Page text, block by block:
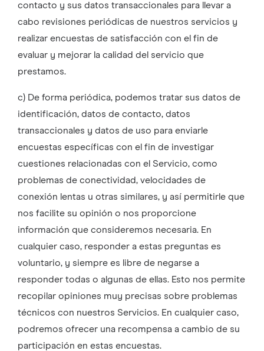
contacto y sus datos transaccionales para llevar a
cabo revisiones periódicas de nuestros servicios y
realizar encuestas de satisfacción con el fin de
evaluar y mejorar la calidad del servicio que
prestamos.
c) De forma periódica, podemos tratar sus datos de
identificación, datos de contacto, datos
transaccionales y datos de uso para enviarle
encuestas específicas con el fin de investigar
cuestiones relacionadas con el Servicio, como
problemas de conectividad, velocidades de
conexión lentas u otras similares, y así permitirle que
nos facilite su opinión o nos proporcione
información que consideremos necesaria. En
cualquier caso, responder a estas preguntas es
voluntario, y siempre es libre de negarse a
responder todas o algunas de ellas. Esto nos permite
recopilar opiniones muy precisas sobre problemas
técnicos con nuestros Servicios. En cualquier caso,
podremos ofrecer una recompensa a cambio de su
participación en estas encuestas.